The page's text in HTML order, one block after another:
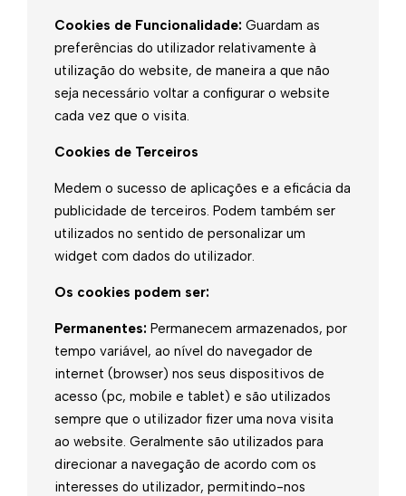
Cookies de Funcionalidade: Guardam as
preferências do utilizador relativamente à
utilização do website, de maneira a que não
seja necessário voltar a configurar o website
cada vez que o visita.
Cookies de Terceiros
Medem o sucesso de aplicações e a eficácia da
publicidade de terceiros. Podem também ser
utilizados no sentido de personalizar um
widget com dados do utilizador.
Os cookies podem ser:
Permanentes: Permanecem armazenados, por
tempo variável, ao nível do navegador de
internet (browser) nos seus dispositivos de
acesso (pc, mobile e tablet) e são utilizados
sempre que o utilizador fizer uma nova visita
ao website. Geralmente são utilizados para
direcionar a navegação de acordo com os
interesses do utilizador, permitindo-nos